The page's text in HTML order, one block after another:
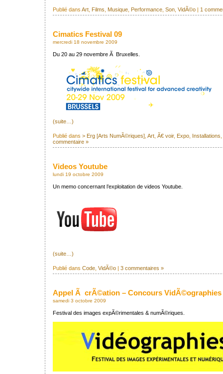
Publié dans Art Films Musique Performance Son VidÃ©o | 1
Cimatics Festival 09
mercredi 18 novembre 2009
Du 20 au 29 novembre Ã Bruxelles.
(suite…)
Publié dans > Erg [Arts NumÃ©riques] Art Ã€ voir, Expo Installations
commentaire »
Videos Youtube
lundi 19 octobre 2009
Un memo concernant l’exploitation de videos Youtube.
(suite…)
Publié dans Code VidÃ©o | 3 commentaires »
Appel Ã crÃ©ation – Concours VidÃ©ographies
samedi 3 octobre 2009
Festival des images expÃ©rimentales & numÃ©riques.